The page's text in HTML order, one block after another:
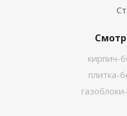
кирпич-
плитка-